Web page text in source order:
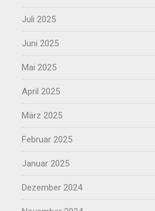
Juli 2025
Juni 2025
Mai 2025
April 2025
März 2025
Februar 2025
Januar 2025
Dezember 2024